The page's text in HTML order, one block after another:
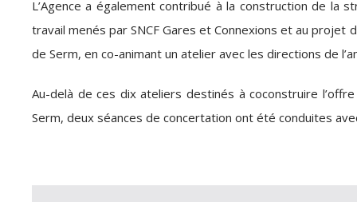
L’Agence a également contribué à la construction de
travail menés par SNCF Gares et Connexions et au
de Serm, en co-animant un atelier avec les directions de
Au-delà de ces dix ateliers destinés à coconstruire
Serm, deux séances de concertation ont été conduites